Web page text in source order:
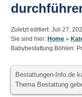
Zuletzt editiert: Juli 27,
Sie sind hier:Home »
Babybestattung Böhlen:
Bestattungen-Info.de
Thema Bestattung